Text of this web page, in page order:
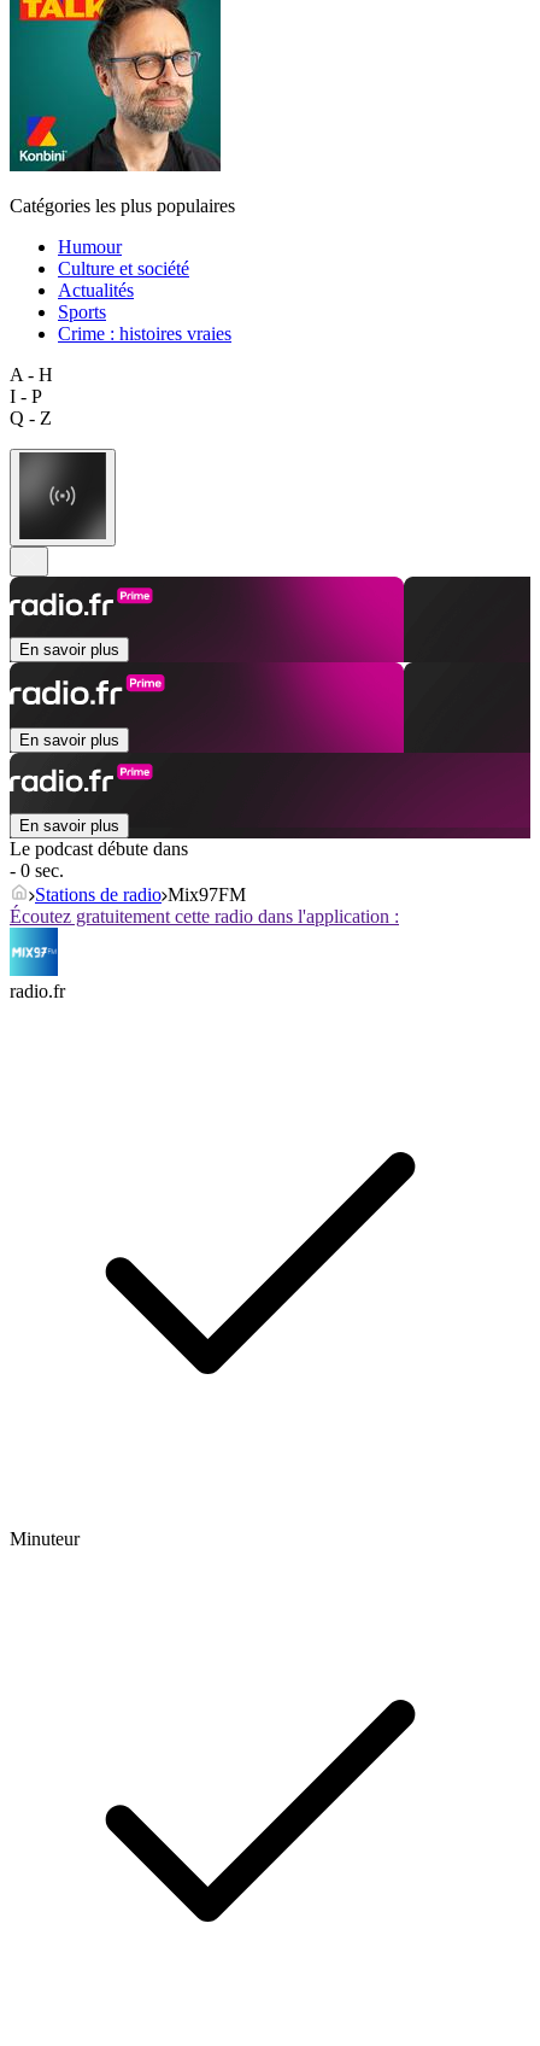
Catégories les plus populaires
Humour
Culture et société
Actualités
Sports
Crime : histoires vraies
A - H
I - P
Q - Z
En savoir plus
En savoir plus
En savoir plus
Le podcast débute dans
- 0 sec.
Stations de radio Mix97FM
Écoutez gratuitement cette radio dans l'application :
radio.fr
Minuteur